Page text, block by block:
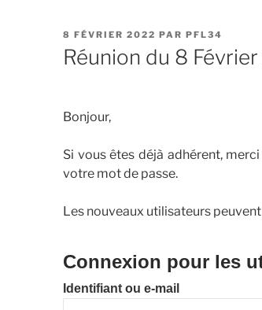
PUBLIÉ
LE
8 FÉVRIER 2022 PAR PFL34
Réunion du 8
Bonjour,
Si vous êtes déjà adhérent,
votre mot de passe.
Les nouveaux utilisateurs
Connexion pour les
Identifiant ou e-mail